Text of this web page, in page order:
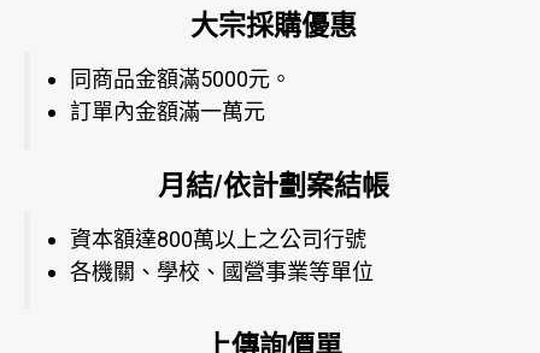
大宗採購優惠
同商品金額滿5000元。
訂單內金額滿一萬元
月結/依計劃案結帳
資本額達800萬以上之公司行號
各機關、學校、國營事業等單位
上傳詢價單